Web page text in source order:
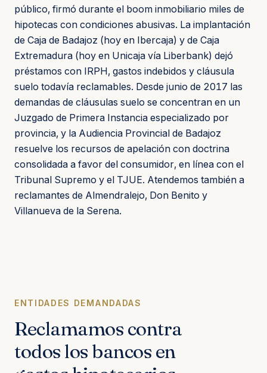
público, firmó durante el boom inmobiliario miles de
hipotecas con condiciones abusivas. La implantación
de Caja de Badajoz (hoy en Ibercaja) y de Caja
Extremadura (hoy en Unicaja vía Liberbank) dejó
préstamos con IRPH, gastos indebidos y cláusula
suelo todavía reclamables. Desde junio de 2017 las
demandas de cláusulas suelo se concentran en un
Juzgado de Primera Instancia especializado por
provincia, y la Audiencia Provincial de Badajoz
resuelve los recursos de apelación con doctrina
consolidada a favor del consumidor, en línea con el
Tribunal Supremo y el TJUE. Atendemos también a
reclamantes de Almendralejo, Don Benito y
Villanueva de la Serena.
ENTIDADES DEMANDADAS
Reclamamos contra
todos los bancos en